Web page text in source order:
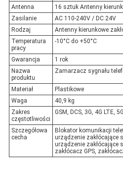
Antenna
16 sztuk Antenny
Zasilanie
AC 110-240V / DC 24V
Rodzaj
Antenny kierunkowe
Temperatura
pracy
-10°C do +50°C
Gwarancja
1 rok
Nazwa
produktu
Zamarzacz sygnału
Materiał
Plastikowe
Waga
40,9 kg
Zakres
częstotliwości
GSM, DCS, 3G, 4G LTE,
Szczegółowa
cecha
Blokator komunikacji
urządzenie zakłócające
urządzenie zakłócające
zakłócacz GPS,